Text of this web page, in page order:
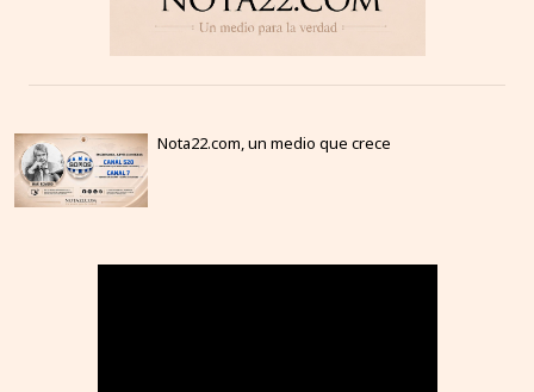
Nota22.com, un medio que crece